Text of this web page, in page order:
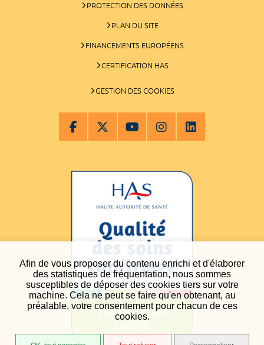
Afin de vous proposer du contenu enrichi et d'élaborer
des statistiques de fréquentation, nous sommes
susceptibles de déposer des cookies tiers sur votre
machine. Cela ne peut se faire qu'en obtenant, au
préalable, votre consentement pour chacun de ces
cookies.
PROTECTION DES DONNÉES
PLAN DU SITE
FINANCEMENTS EUROPÉENS
CERTIFICATION HAS
GESTION DES COOKIES